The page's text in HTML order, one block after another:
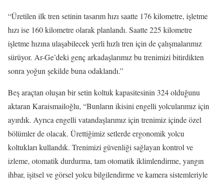
“Üretilen ilk tren setinin tasarım hızı saatte 176 kilometre, işletme
hızı ise 160 kilometre olarak planlandı. Saatte 225 kilometre
işletme hızına ulaşabilecek yerli hızlı tren için de çalışmalarımız
sürüyor. Ar-Ge’deki genç arkadaşlarımız bu trenimizi bitirdikten
sonra yoğun şekilde buna odaklandı.”
Beş araçtan oluşan bir setin koltuk kapasitesinin 324 olduğunu
aktaran Karaismailoğlu, “Bunların ikisini engelli yolcularımız için
ayırdık. Ayrıca engelli vatandaşlarımız için trenimiz içinde özel
bölümler de olacak. Ürettiğimiz setlerde ergonomik yolcu
koltukları kullandık. Trenimizi güvenliği sağlayan kontrol ve
izleme, otomatik durdurma, tam otomatik iklimlendirme, yangın
ihbar, işitsel ve görsel yolcu bilgilendirme ve kamera sistemleriyle